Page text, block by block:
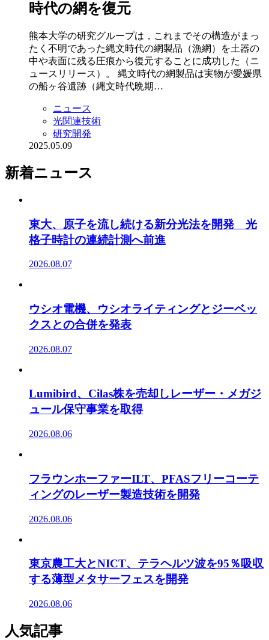
時代の網を復元
熊本大学の研究グループは，これまでその構造がまっ
たく不明であった縄文時代の網製品（漁網）を土器の
中や表面に残る圧痕から復元することに成功した（ニ
ュースリリース）。 縄文時代の網製品は実物が愛媛県
の船ヶ谷遺跡（縄文時代晩期…
ニュース
光関連技術
研究開発
2025.05.09
新着ニュース
東大、原子を流し続ける新分光法を開発 光
格子時計の連続計測へ前進
2026.08.07
ウシオ電機、ウシオライティングとジーベッ
クスとの合併を発表
2026.08.07
Lumibird、Cilas株を売却しレーザー・メガジ
ュール保守事業を取得
2026.08.06
フラウンホーファーILT、PFASフリーコーテ
ィングのレーザー製造技術を開発
2026.08.06
東京農工大とNICT、テラヘルツ波を95％吸収
する薄型メタサーフェスを開発
2026.08.06
人気記事